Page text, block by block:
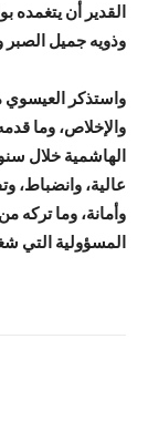
القدير أن يتغمده
وذويه جميل الصبر
واستذكر العيسوي
والإخلاص، وما
الهاشمية خلال
عالية، وانضباط،
وأمانة، وما
المسؤولية التي